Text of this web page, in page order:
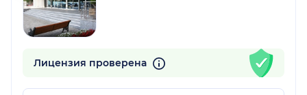
Лицензия проверена